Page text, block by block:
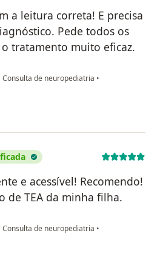
a leitura correta! E precisa
Pede todos os
o tratamento muito eficaz.
Consulta de neuropediatria •
e acessível! Recomendo!
de TEA da minha filha.
Consulta de neuropediatria •